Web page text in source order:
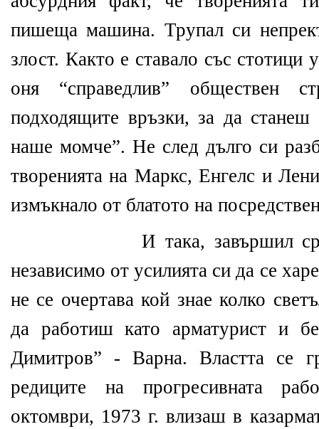
пишеща машина. Трупал си
злост. Както е ставало със стотици
оня “справедлив” обществен
подходящите връзки, за да
наше момче”. Не след дълго си
творенията на Маркс, Енгелс и
измъкнало от блатото на
И така, завършил
независимо от усилията си да се
не се очертава кой знае колко
да работиш като арматурист и
Димитров” - Варна. Властта се
редиците на прогресивната
октомври, 1973 г. влизаш в